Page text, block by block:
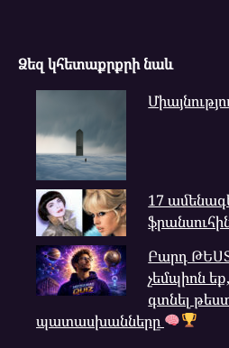
Ձեզ կհետաքրքրի նաև
17
Բարդ
չեմպիոն
գտնել
պատասխանները